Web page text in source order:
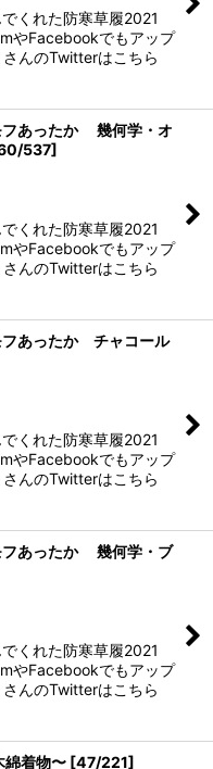
くれた防寒草履2021
やFacebookでもアップ
んのTwitterはこちら
フあったか 幾何学・オ
537]
くれた防寒草履2021
やFacebookでもアップ
んのTwitterはこちら
フあったか チャコール
くれた防寒草履2021
やFacebookでもアップ
んのTwitterはこちら
フあったか 幾何学・ブ
くれた防寒草履2021
やFacebookでもアップ
んのTwitterはこちら
着物〜 [47/221]